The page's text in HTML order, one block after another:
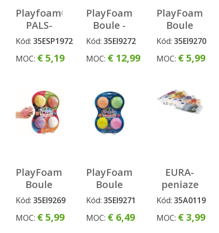
Playfoam®
PALS-
Kamoši -
z
Assort
Kód: 35ESP1972
MOC: € 5,19
PlayFoam
Boule -
Workshop
Kód: 35EI9272
MOC: € 12,99
PlayFoam
Boule
4pack-B
Kód: 35EI9270
MOC: € 5,99
PlayFoam
Boule
4pack-G
Kód: 35EI9269
MOC: € 5,99
PlayFoam
Boule
4pack-
Kód: 35EI9271
MOC: € 6,49
EURA-
peniaze
pre hru a
Kód: 35A0119
MOC: € 3,99